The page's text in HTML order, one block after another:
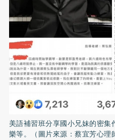
美語補習班分享國小兄妹的密
樂等。（圖片來源：蔡宜芳心理